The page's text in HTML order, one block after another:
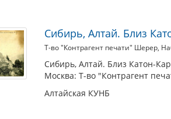
Сибирь, Алтай. Близ
Т-во "Контрагент печати" Шерер,
Сибирь, Алтай. Близ Катон-
Москва: Т-во "Контрагент
Алтайская КУНБ